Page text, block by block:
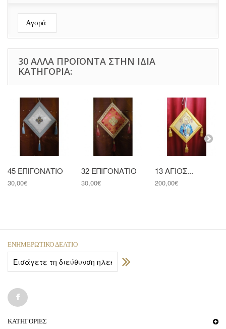
Αγορά
30 ΆΛΛΑ ΠΡΟΪΌΝΤΑ ΣΤΗΝ ΊΔΙΑ
ΚΑΤΗΓΟΡΊΑ:
45 ΕΠΙΓΟΝΑΤΙΟ
30,00€
32 ΕΠΙΓΟΝΑΤΙΟ
30,00€
13 ΑΓΙΟΣ...
200,00€
ΕΝΗΜΕΡΩΤΙΚΌ ΔΕΛΤΊΟ
ΚΑΤΗΓΟΡΊΕΣ